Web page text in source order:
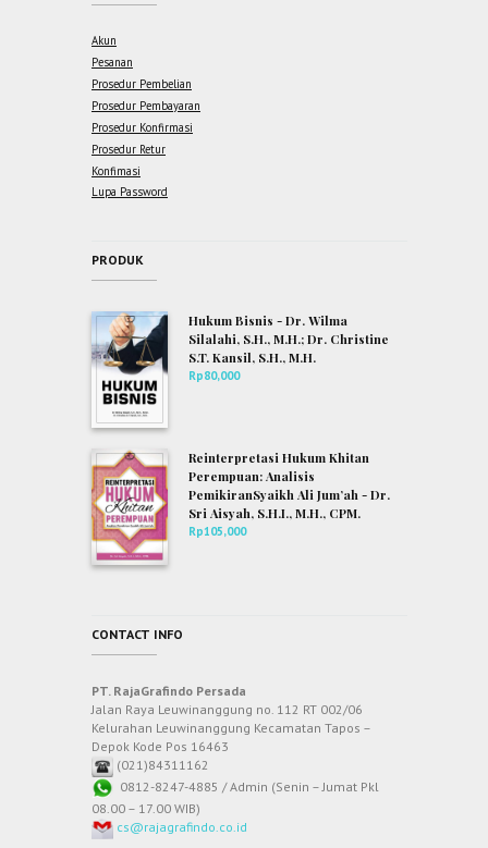
Akun
Pesanan
Prosedur Pembelian
Prosedur Pembayaran
Prosedur Konfirmasi
Prosedur Retur
Konfimasi
Lupa Password
PRODUK
Hukum Bisnis - Dr. Wilma
Silalahi, S.H., M.H.; Dr. Christine
S.T. Kansil, S.H., M.H.
Rp80,000
Reinterpretasi Hukum Khitan
Perempuan: Analisis
PemikiranSyaikh Ali Jum’ah - Dr.
Sri Aisyah, S.H.I., M.H., CPM.
Rp105,000
CONTACT INFO
PT. RajaGrafindo Persada
Jalan Raya Leuwinanggung no. 112 RT 002/06
Kelurahan Leuwinanggung Kecamatan Tapos –
Depok Kode Pos 16463
(021)84311162
0812-8247-4885 / Admin (Senin – Jumat Pkl
08.00 – 17.00 WIB)
cs@rajagrafindo.co.id